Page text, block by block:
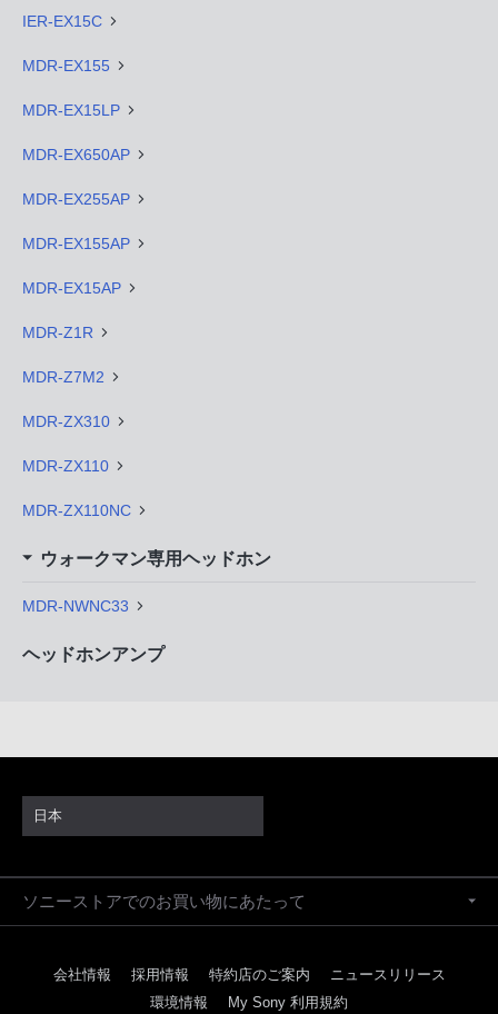
IER-EX15C
MDR-EX155
MDR-EX15LP
MDR-EX650AP
MDR-EX255AP
MDR-EX155AP
MDR-EX15AP
MDR-Z1R
MDR-Z7M2
MDR-ZX310
MDR-ZX110
MDR-ZX110NC
ウォークマン専用ヘッドホン
MDR-NWNC33
ヘッドホンアンプ
日本
ソニーストアでのお買い物にあたって
会社情報 採用情報 特約店のご案内
ニュースリリース
環境情報
My Sony 利用規約